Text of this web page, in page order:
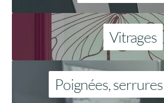
Vitrages
Poignées,